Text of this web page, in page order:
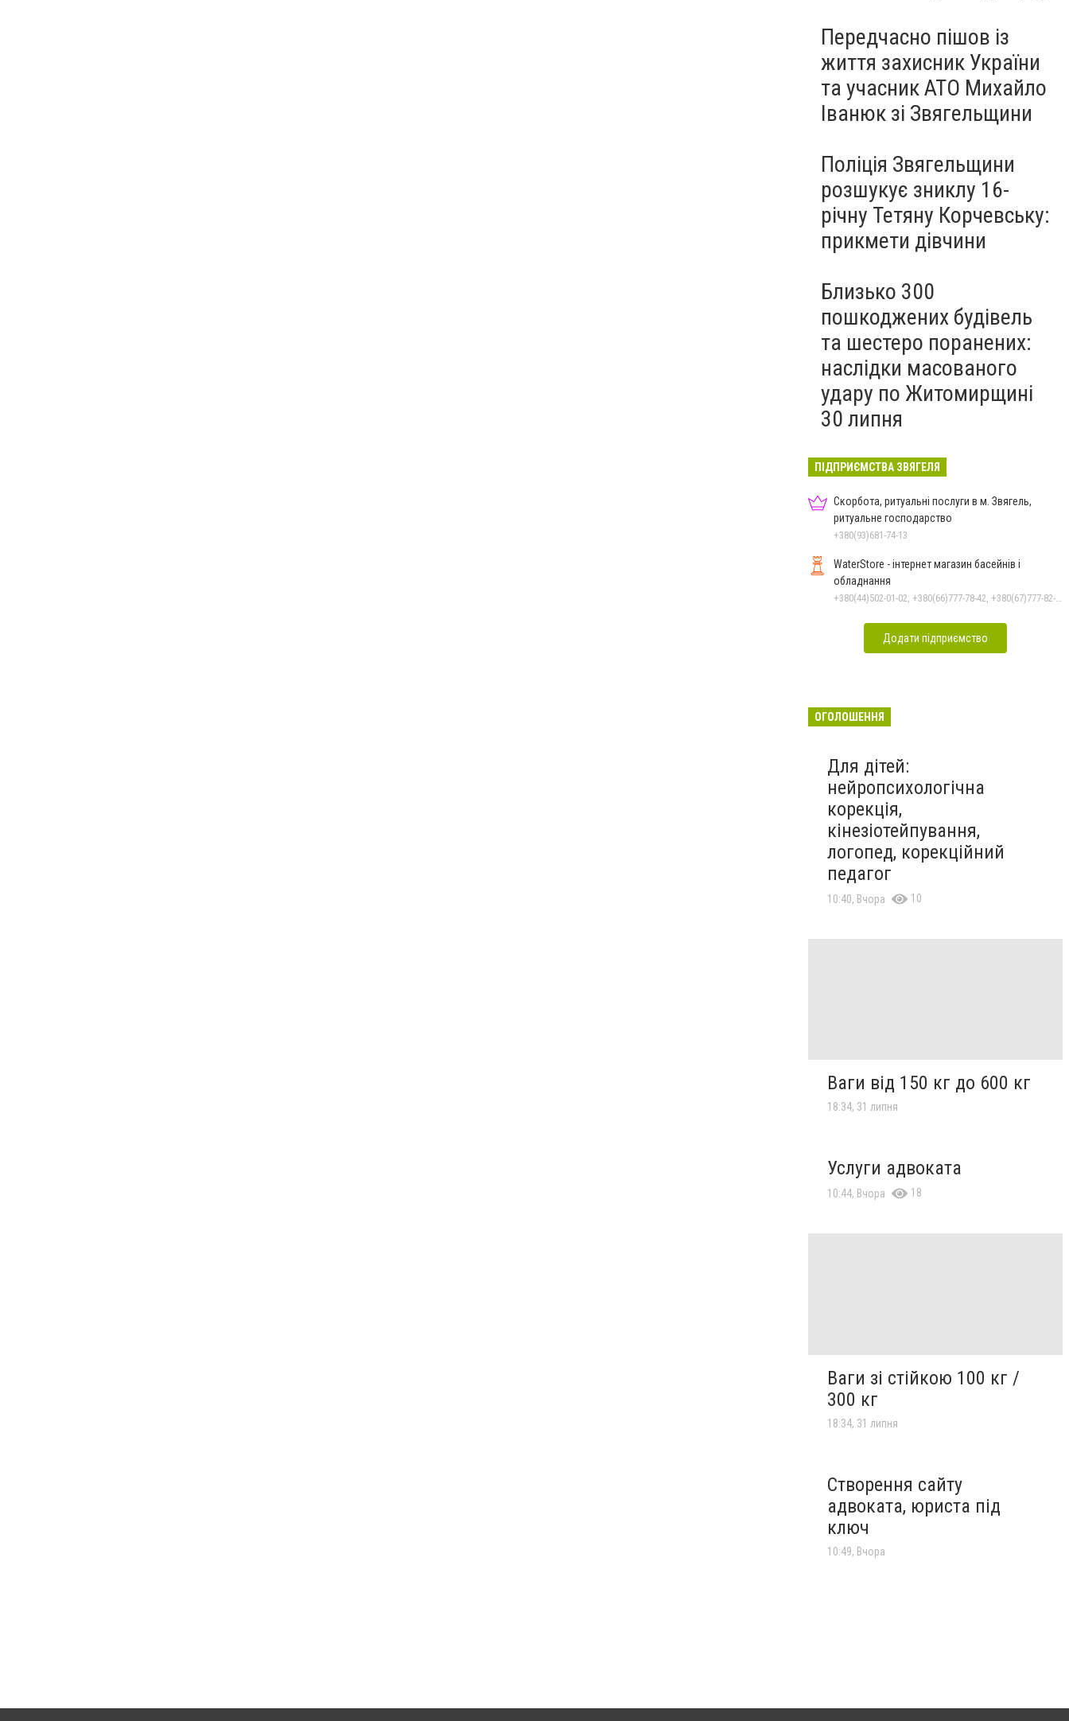
Передчасно пішов із
життя захисник України
та учасник АТО Михайло
Іванюк зі Звягельщини
Поліція Звягельщини
розшукує зниклу 16-
річну Тетяну Корчевську:
прикмети дівчини
Близько 300
пошкоджених будівель
та шестеро поранених:
наслідки масованого
удару по Житомирщині
30 липня
ПІДПРИЄМСТВА ЗВЯГЕЛЯ
Скорбота, ритуальні послуги в м. Звягель,
ритуальне господарство
+380(93)681-74-13
WaterStore - інтернет магазин басейнів і
обладнання
+380(44)502-01-02, +380(66)777-78-42, +380(67)777-82-19, +380(67)890-80-80, +380(73)890-80-80, +380(44)502-01-03
Додати підприємство
ОГОЛОШЕННЯ
Для дітей:
нейропсихологічна
корекція,
кінезіотейпування,
логопед, корекційний
педагог
10:40, Вчора 10
Ваги від 150 кг до 600 кг
18:34, 31 липня
Услуги адвоката
10:44, Вчора 18
Ваги зі стійкою 100 кг /
300 кг
18:34, 31 липня
Створення сайту
адвоката, юриста під
ключ
10:49, Вчора